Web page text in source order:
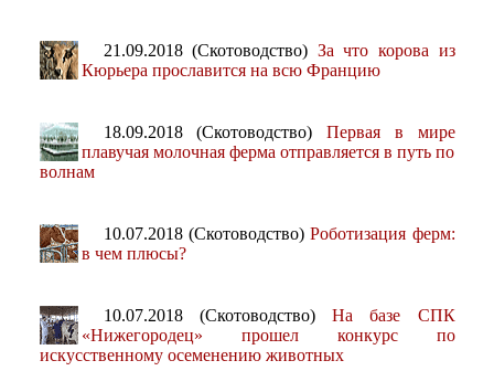
21.09.2018 (Скотоводство) За что корова из
Кюрьера прославится на всю Францию
18.09.2018 (Скотоводство) Первая в мире
плавучая молочная ферма отправляется в путь по
волнам
10.07.2018 (Скотоводство)Роботизация ферм:
в чем плюсы?
10.07.2018 (Скотоводство) На базе СПК
«Нижегородец» прошел конкурс по
искусственному осеменению животных